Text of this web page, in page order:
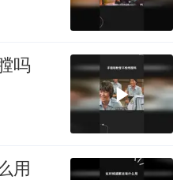
吗
用